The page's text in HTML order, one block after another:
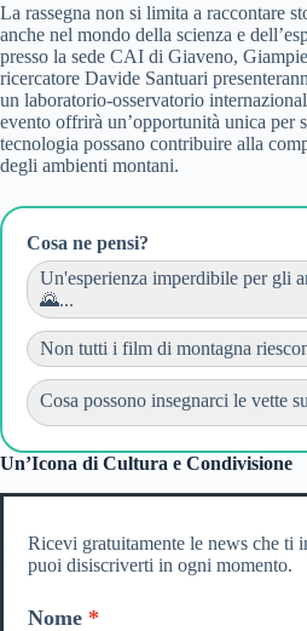
La rassegna non si limita a raccontare
anche nel mondo della scienza e
presso la sede CAI di Giaveno,
ricercatore Davide Santuari
un laboratorio-osservatorio
evento offrirà un’opportunità unica per
tecnologia possano contribuire alla
degli ambienti montani.
Cosa ne pensi?
Un'esperienza imperdibile per gli
🌄...
Non tutti i film di montagna
Cosa possono insegnarci le vette
Un’Icona di Cultura e Condivisione
Ricevi gratuitamente le news che ti
puoi disiscriverti in ogni momento.
Nome